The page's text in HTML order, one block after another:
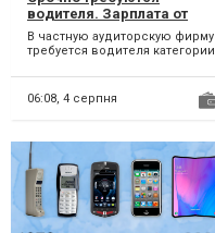
водителя. Зарплата от
35.000 грн./месяц.
В частную аудиторскую фирму
требуется водителя категории
Суббота-воскрес...
06:08, 4 серпня